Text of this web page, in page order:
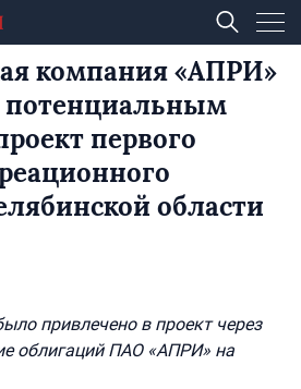
компания «АПРИ»
потенциальным
первого
области
привлечено в проект через
облигаций ПАО «АПРИ» на